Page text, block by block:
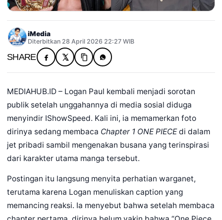
iMedia
Diterbitkan 28 April 2026 22:27 WIB
SHARE
MEDIAHUB.ID – Logan Paul kembali menjadi sorotan
publik setelah unggahannya di media sosial diduga
menyindir IShowSpeed. Kali ini, ia memamerkan foto
dirinya sedang membaca Chapter 1 ONE PIECEdi dalam
jet pribadi sambil mengenakan busana yang terinspirasi
dari karakter utama manga tersebut.
Postingan itu langsung menyita perhatian warganet,
terutama karena Logan menuliskan caption yang
memancing reaksi. Ia menyebut bahwa setelah membaca